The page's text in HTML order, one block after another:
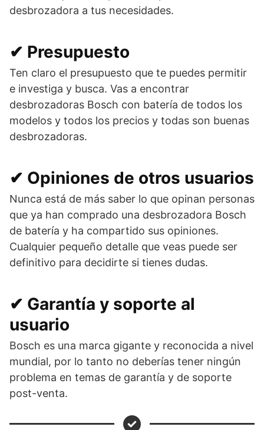
desbrozadora a tus necesidades.
✔ Presupuesto
Ten claro el presupuesto que te puedes permitir
e investiga y busca. Vas a encontrar
desbrozadoras Bosch con batería de todos los
modelos y todos los precios y todas son buenas
desbrozadoras.
✔ Opiniones de otros usuarios
Nunca está de más saber lo que opinan personas
que ya han comprado una desbrozadora Bosch
de batería y ha compartido sus opiniones.
Cualquier pequeño detalle que veas puede ser
definitivo para decidirte si tienes dudas.
✔ Garantía y soporte al
usuario
Bosch es una marca gigante y reconocida a nivel
mundial, por lo tanto no deberías tener ningún
problema en temas de garantía y de soporte
post-venta.